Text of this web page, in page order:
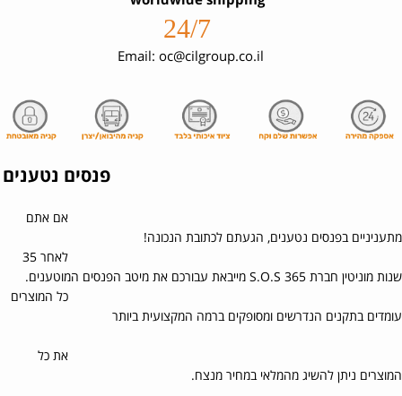
24/7
פנסים נטענים
אם אתם
מתעניניים בפנסים נטענים, הגעתם לכתובת הנכונה!
לאחר 35
שנות מוניטין חברת S.O.S 365 מייבאת עבורכם את מיטב הפנסים המוטענים.
כל המוצרים
עומדים בתקנים הנדרשים ומסופקים ברמה המקצועית ביותר
את כל
המוצרים ניתן להשיג מהמלאי במחיר מנצח.